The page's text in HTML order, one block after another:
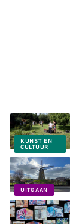
KUNST EN
CULTUUR
UITGAAN